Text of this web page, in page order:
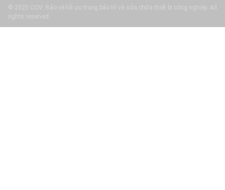
© 2025 COV: Bảo vệ tối ưu trong bảo trì và sửa chữa thiết bị công nghiệp. All
rights reserved.